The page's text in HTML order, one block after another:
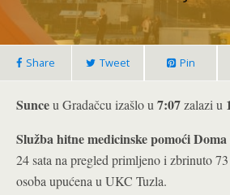
Share Tweet Pin
Sunceu Gradačcu izašlo u 7:07zalazi u
Služba hitne medicinske pomoći
24 sata na pregled primljeno i zbrinuto 73
osoba upućena u UKC Tuzla.